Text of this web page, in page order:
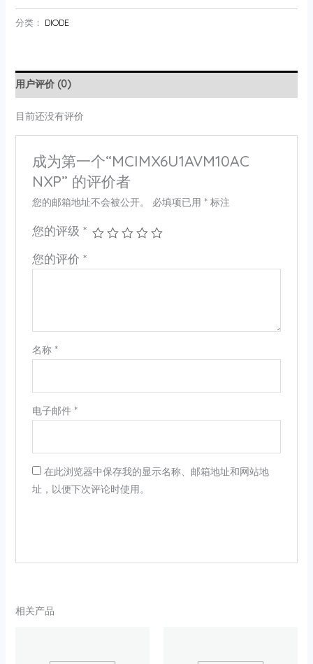
分类： DIODE
用户评价 (0)
目前还没有评价
成为第一个“MCIMX6U1AVM10AC
NXP” 的评价者
您的邮箱地址不会被公开。 必填项已用 *标注
您的评级 *
您的评价 *
名称 *
电子邮件 *
在此浏览器中保存我的显示名称、邮箱地址和网站地
址，以便下次评论时使用。
相关产品